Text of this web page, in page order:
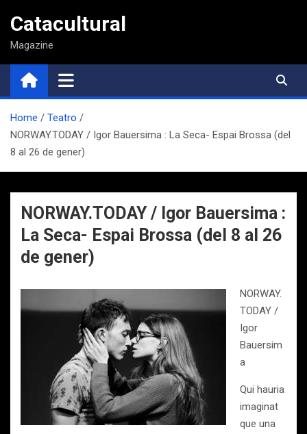
contenido
Catacultural
Magazine
Home
Teatro
NORWAY.TODAY / Igor Bauersima : La Seca- Espai Brossa (del
8 al 26 de gener)
NORWAY.TODAY / Igor Bauersima :
La Seca- Espai Brossa (del 8 al 26
de gener)
NORWAY.
TODAY /
Igor
Bauersim
a
Qui hauria
imaginat
que una